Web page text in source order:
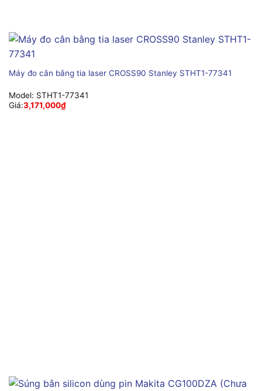
Máy đo cân bằng tia laser CROSS90 Stanley STHT1-77341
Model: STHT1-77341
Giá:3,171,000₫